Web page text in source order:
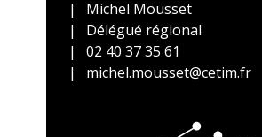
Michel Mousset
Délégué régional
02 40 37 35 61
michel.mousset@cetim.fr